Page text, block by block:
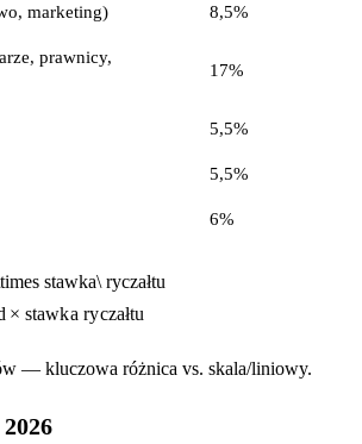
marketing) 8,5%
prawnicy,
17%
5,5%
5,5%
6%
stawka\ ryczałtu
× stawka ryczałtu
— kluczowa różnica vs. skala/liniowy.